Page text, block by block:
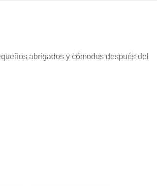
abrigados y cómodos después del